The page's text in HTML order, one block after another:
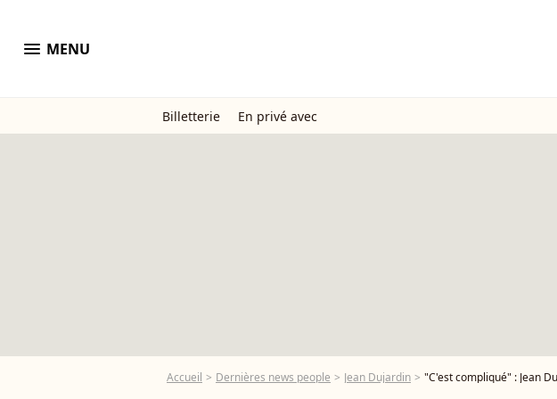
menu MENU
Billetterie En privé avec
Accueil Dernières news people Jean Dujardin "C'est compliqué" : Jean